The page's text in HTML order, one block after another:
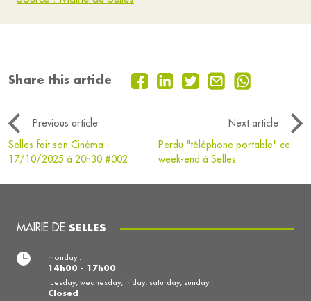
Share this article
Previous article
Next article
Selles fait son Cinéma -
17/10/2025 à 20h30 #002
Perdu "téléphone portable" ce
week-end à Selles.
MAIRIE DE SELLES
monday :
14h00 - 17h00
tuesday, wednesday, friday, saturday, sunday :
Closed